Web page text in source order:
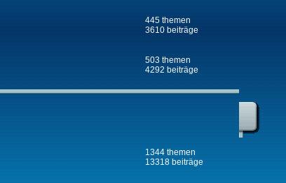
445 themen
3610 beiträge
503 themen
4292 beiträge
1344 themen
13318 beiträge